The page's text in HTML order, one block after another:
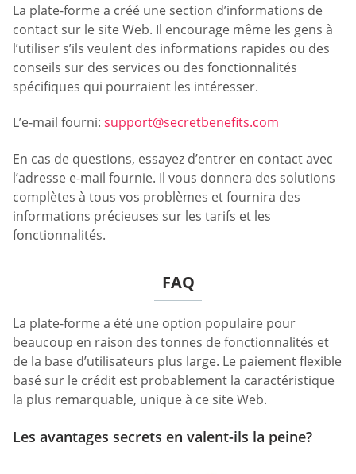
La plate-forme a créé une section d’informations de
contact sur le site Web. Il encourage même les gens à
l’utiliser s’ils veulent des informations rapides ou des
conseils sur des services ou des fonctionnalités
spécifiques qui pourraient les intéresser.
L’e-mail fourni: support@secretbenefits.com
En cas de questions, essayez d’entrer en contact avec
l’adresse e-mail fournie. Il vous donnera des solutions
complètes à tous vos problèmes et fournira des
informations précieuses sur les tarifs et les
fonctionnalités.
FAQ
La plate-forme a été une option populaire pour
beaucoup en raison des tonnes de fonctionnalités et
de la base d’utilisateurs plus large. Le paiement flexible
basé sur le crédit est probablement la caractéristique
la plus remarquable, unique à ce site Web.
Les avantages secrets en valent-ils la peine?